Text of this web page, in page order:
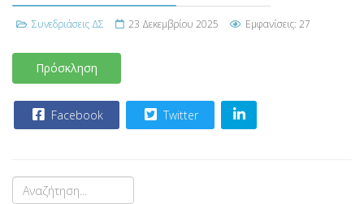
Συνεδριάσεις ΔΣ 23 Δεκεμβρίου 2025 Εμφανίσεις: 27
Πρόσκληση
Facebook Twitter